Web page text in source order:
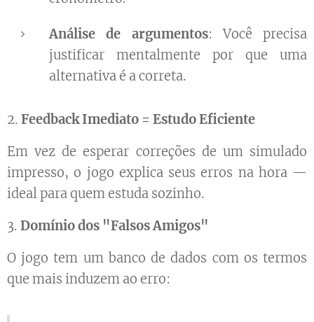
Análise de argumentos: Você precisa
justificar mentalmente por que uma
alternativa é a correta.
2. Feedback Imediato = Estudo Eficiente
Em vez de esperar correções de um simulado
impresso, o jogo explica seus erros na hora —
ideal para quem estuda sozinho.
3. Domínio dos "Falsos Amigos"
O jogo tem um banco de dados com os termos
que mais induzem ao erro: